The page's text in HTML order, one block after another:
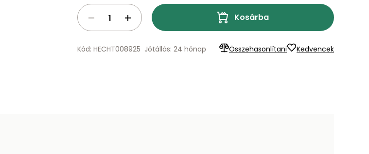
Kosárba
Összehasonlítani Kedvencek
Kód: HECHT008925 Jótállás: 24 hónap